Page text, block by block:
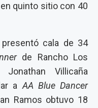
quinto sitio con 40
presentó cala de 34
de Rancho Los
Villicaña
a AA Blue Dancer
Ramos obtuvo 18